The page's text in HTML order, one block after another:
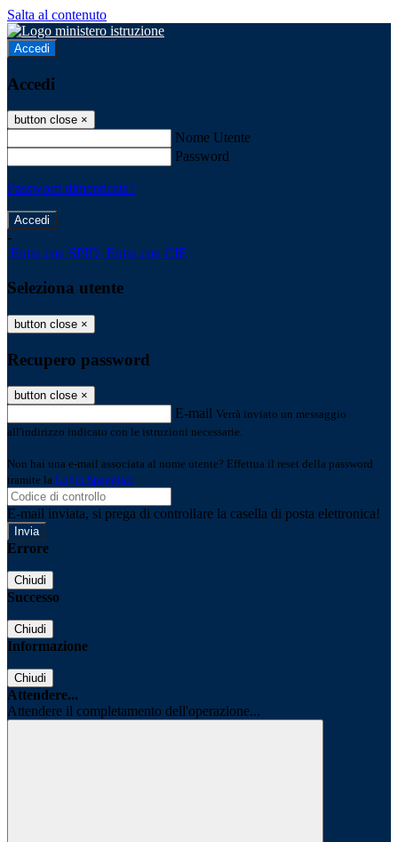
Salta al contenuto
Accedi
Accedi
button close ×
Nome Utente
Password
Password dimenticata?
-
Entra con SPID Entra con CIE
Seleziona utente
button close ×
Recupero password
button close ×
E-mail Verrà inviato un messaggio
all'indirizzo indicato con le istruzioni necessarie.
Non hai una e-mail associata al nome utente? Effettua il reset della password
tramite la Login Spaggiari
E-mail inviata, si prega di controllare la casella di posta elettronica!
Errore
Chiudi
Successo
Chiudi
Informazione
Chiudi
Attendere...
Attendere il completamento dell'operazione...